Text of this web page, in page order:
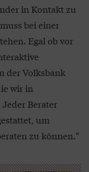
in Kontakt zu
bei einer
Egal ob vor
der Volksbank
wir in
Berater
um
zu können."